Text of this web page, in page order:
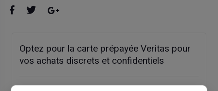
Optez pour la carte prépayée Veritas pour
vos achats discrets et confidentiels